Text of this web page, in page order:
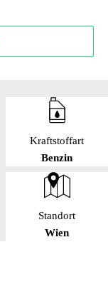
Kraftstoffart
Benzin
Standort
Wien